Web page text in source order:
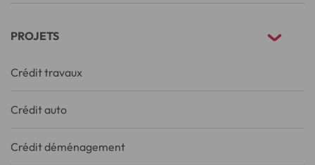
PROJETS
Crédit travaux
Crédit auto
Crédit déménagement